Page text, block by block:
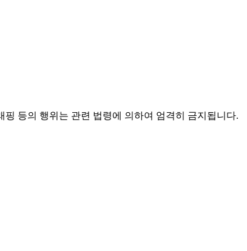
등의 행위는 관련 법령에 의하여 엄격히 금지됩니다.